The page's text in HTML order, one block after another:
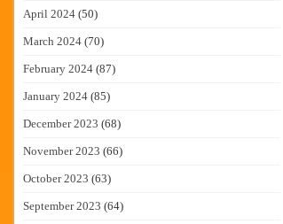
April 2024 (50)
March 2024 (70)
February 2024 (87)
January 2024 (85)
December 2023 (68)
November 2023 (66)
October 2023 (63)
September 2023 (64)